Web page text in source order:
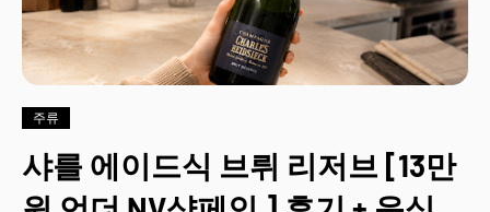
주류
샤를 에이드식 브뤼 리저브 [13만